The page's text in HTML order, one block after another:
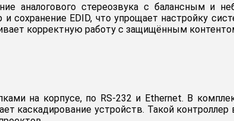
аналогового стереозвука с балансным и
сохранение EDID, что упрощает настройку
корректную работу с защищённым
на корпусе, по RS-232 и Ethernet. В
каскадирование устройств. Такой